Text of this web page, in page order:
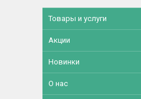
Товары и услуги
Акции
Новинки
О нас